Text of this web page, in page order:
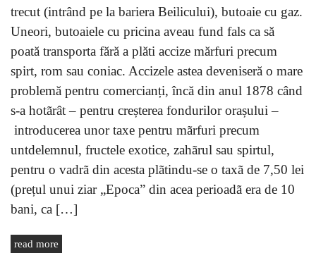
trecut (intrând pe la bariera Beilicului), butoaie cu gaz.
Uneori, butoaiele cu pricina aveau fund fals ca să
poată transporta fără a plăti accize mărfuri precum
spirt, rom sau coniac. Accizele astea deveniseră o mare
problemă pentru comercianți, încă din anul 1878 când
s-a hotãrât – pentru creșterea fondurilor orașului –
introducerea unor taxe pentru mãrfuri precum
untdelemnul, fructele exotice, zahãrul sau spirtul,
pentru o vadrã din acesta plãtindu-se o taxã de 7,50 lei
(prețul unui ziar „Epoca” din acea perioadã era de 10
bani, ca […]
read more